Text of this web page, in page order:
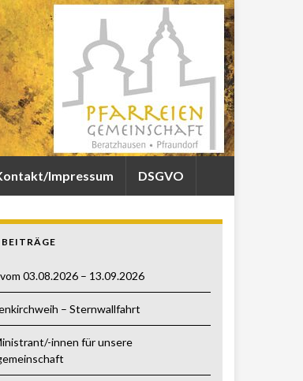
Impressum DSGVO
03.08.2026 – 13.09.2026
– Sternwallfahrt
innen für unsere